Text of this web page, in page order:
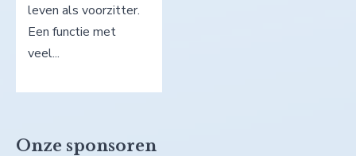
leven als voorzitter.
Een functie met
veel...
Onze sponsoren